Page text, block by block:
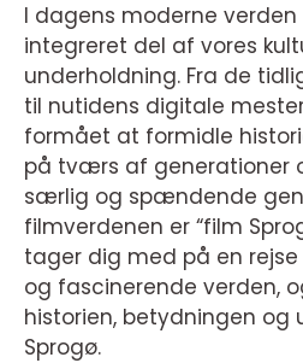
I dagens moderne
integreret del af vores
underholdning. Fra de
til nutidens digitale
formået at formidle
på tværs af generationer
særlig og spændende
filmverdenen er “film
tager dig med på en rejse
og fascinerende verden,
historien, betydningen og
Sprogø.